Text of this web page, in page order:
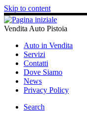
Skip to content
Vendita Auto Pistoia
Auto in Vendita
Servizi
Contatti
Dove Siamo
News
Privacy Policy
Search